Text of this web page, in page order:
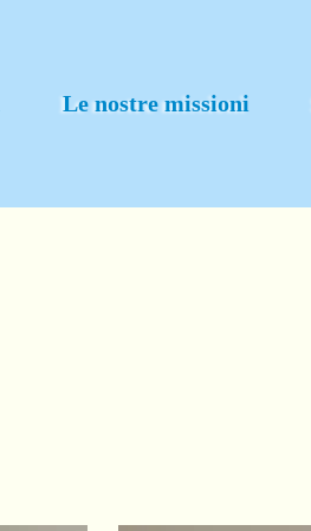
Le nostre missioni